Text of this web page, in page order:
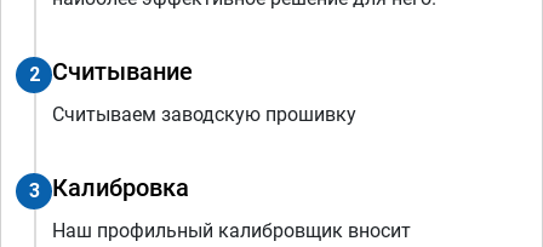
2 Считывание
Считываем заводскую прошивку
3 Калибровка
Наш профильный калибровщик вносит